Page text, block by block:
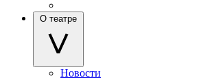
О театре
Новости